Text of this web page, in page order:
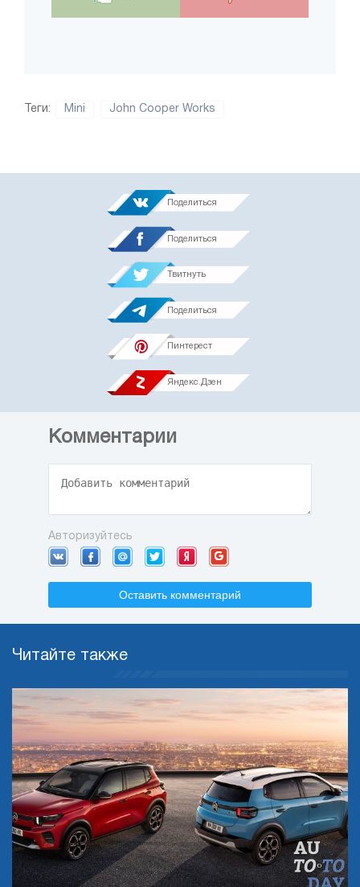
Теги: Mini John Cooper Works
Поделиться
Поделиться
Твитнуть
Поделиться
Пинтерест
Яндекс.Дзен
Комментарии
Авторизуйтесь
Оставить комментарий
Читайте также